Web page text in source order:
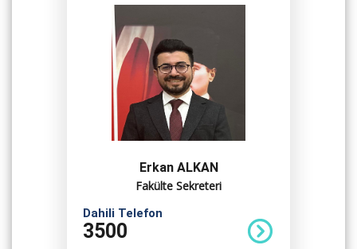
Erkan ALKAN
Fakülte Sekreteri
Dahili Telefon
3500